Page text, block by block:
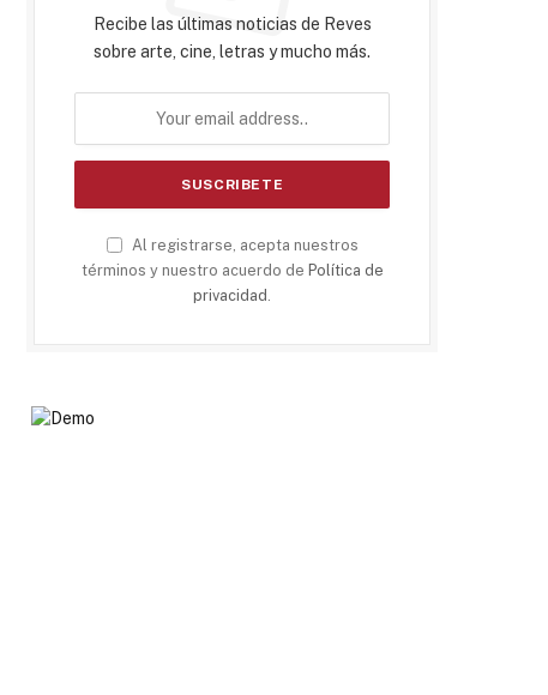
Recibe las últimas noticias de Reves
sobre arte, cine, letras y mucho más.
Al registrarse, acepta nuestros
términos y nuestro acuerdo de Política de
privacidad